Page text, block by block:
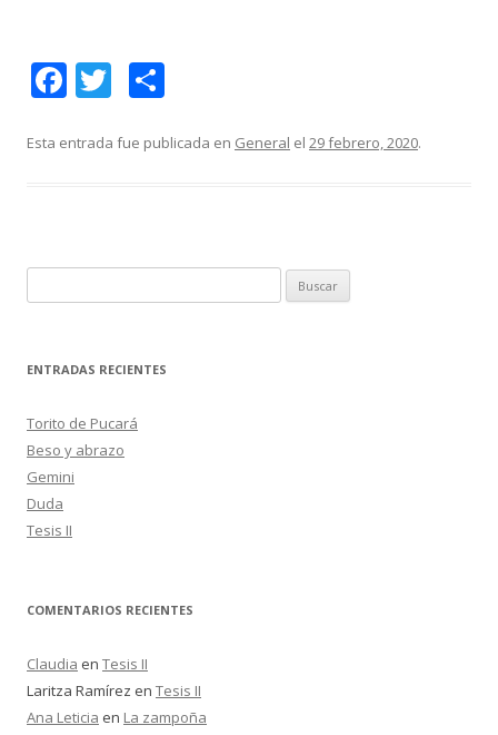
F
e
o
k
T
itt m
ti
r
Esta entrada fue publicada en General el 29 febrero, 2020.
u
c
r
:
ENTRADAS RECIENTES
Torito de Pucará
Beso y abrazo
Gemini
Duda
Tesis II
COMENTARIOS RECIENTES
Claudia en Tesis II
Laritza Ramírez en Tesis II
Ana Leticia en La zampoña